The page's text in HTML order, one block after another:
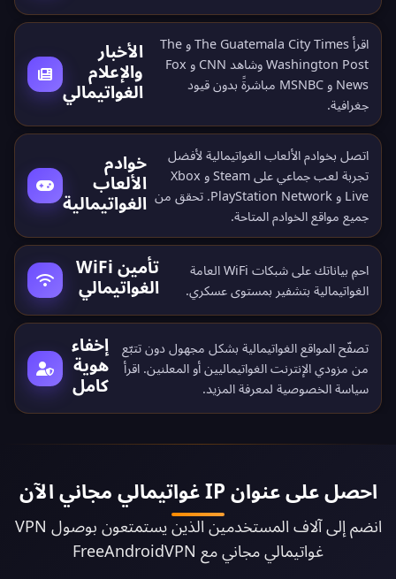
الأخبار
والإعلام
الغواتيمالي
اقرأ The Guatemala City Times و The
Washington Post وشاهد CNN و Fox
News و MSNBC مباشرةً بدون قيود
جغرافية.
خوادم
الألعاب
الغواتيمالية
اتصل بخوادم الألعاب الغواتيمالية لأفضل
تجربة لعب جماعي على Steam و Xbox
Live و PlayStation Network. تحقق من
جميع مواقع الخوادم المتاحة.
تأمين WiFi
الغواتيمالي
احمِ بياناتك على شبكات WiFi العامة
الغواتيمالية بتشفير بمستوى عسكري.
إخفاء
هوية
كامل
تصفّح المواقع الغواتيمالية بشكل مجهول دون تتبّع
من مزودي الإنترنت الغواتيماليين أو المعلنين. اقرأ
سياسة الخصوصية لمعرفة المزيد.
احصل على عنوان IP غواتيمالي مجاني الآن
انضم إلى آلاف المستخدمين الذين يستمتعون بوصول VPN
غواتيمالي مجاني مع FreeAndroidVPN